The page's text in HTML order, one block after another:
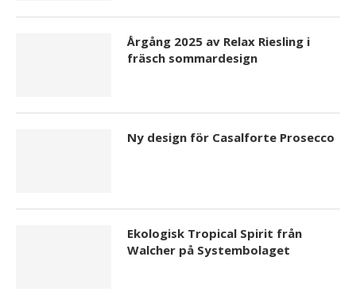
Årgång 2025 av Relax Riesling i
fräsch sommardesign
Ny design för Casalforte Prosecco
Ekologisk Tropical Spirit från
Walcher på Systembolaget